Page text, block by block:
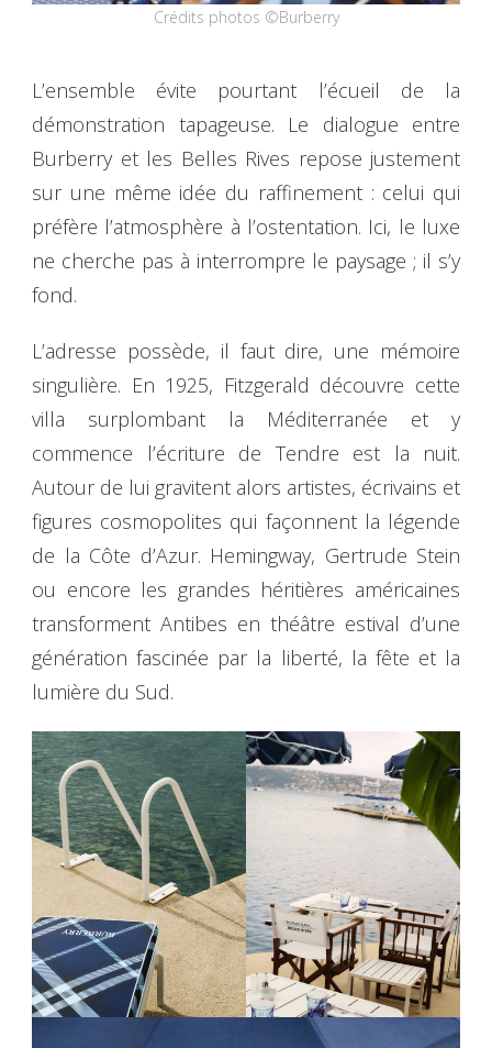
Crédits photos ©Burberry
L’ensemble évite pourtant l’écueil de la
démonstration tapageuse. Le dialogue entre
Burberry et les Belles Rives repose justement
sur une même idée du raffinement : celui qui
préfère l’atmosphère à l’ostentation. Ici, le luxe
ne cherche pas à interrompre le paysage ; il s’y
fond.
L’adresse possède, il faut dire, une mémoire
singulière. En 1925, Fitzgerald découvre cette
villa surplombant la Méditerranée et y
commence l’écriture de Tendre est la nuit.
Autour de lui gravitent alors artistes, écrivains et
figures cosmopolites qui façonnent la légende
de la Côte d’Azur. Hemingway, Gertrude Stein
ou encore les grandes héritières américaines
transforment Antibes en théâtre estival d’une
génération fascinée par la liberté, la fête et la
lumière du Sud.